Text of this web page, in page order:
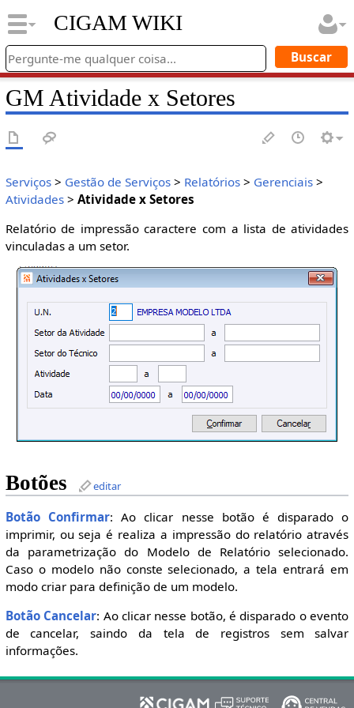
CIGAM WIKI
GM Atividade x Setores
Serviços> Gestão de Serviços> Relatórios> Gerenciais>
Atividades> Atividade x Setores
Relatório de impressão caractere com a lista de atividades
vinculadas a um setor.
Botões editar
Botão Confirmar: Ao clicar nesse botão é disparado o
imprimir, ou seja é realiza a impressão do relatório através
da parametrização do Modelo de Relatório selecionado.
Caso o modelo não conste selecionado, a tela entrará em
modo criar para definição de um modelo.
Botão Cancelar: Ao clicar nesse botão, é disparado o evento
de cancelar, saindo da tela de registros sem salvar
informações.